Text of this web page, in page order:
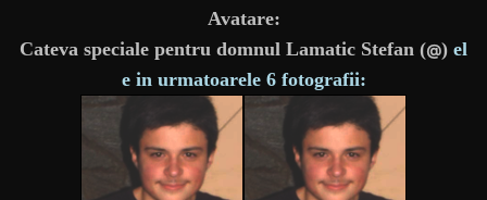
Avatare:
Cateva speciale pentru domnul Lamatic Stefan (@) el
e in urmatoarele 6 fotografii: